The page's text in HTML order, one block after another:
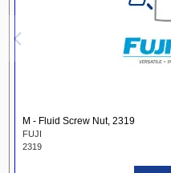
M - Fluid Screw Nut, 2319
FUJI
2319